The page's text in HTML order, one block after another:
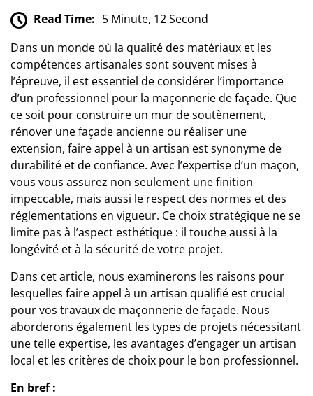
Read Time: 5 Minute, 12 Second
Dans un monde où la qualité des matériaux et les
compétences artisanales sont souvent mises à
l’épreuve, il est essentiel de considérer l’importance
d’un professionnel pour la maçonnerie de façade. Que
ce soit pour construire un mur de soutènement,
rénover une façade ancienne ou réaliser une
extension, faire appel à un artisan est synonyme de
durabilité et de confiance. Avec l’expertise d’un maçon,
vous vous assurez non seulement une finition
impeccable, mais aussi le respect des normes et des
réglementations en vigueur. Ce choix stratégique ne se
limite pas à l’aspect esthétique : il touche aussi à la
longévité et à la sécurité de votre projet.
Dans cet article, nous examinerons les raisons pour
lesquelles faire appel à un artisan qualifié est crucial
pour vos travaux de maçonnerie de façade. Nous
aborderons également les types de projets nécessitant
une telle expertise, les avantages d’engager un artisan
local et les critères de choix pour le bon professionnel.
En bref :